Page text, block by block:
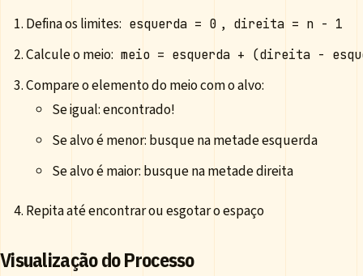
Defina os limites: esquerda = 0 , direita = n - 1
Calcule o meio: meio = esquerda + (direita -
Compare o elemento do meio com o alvo:
Se igual: encontrado!
Se alvo é menor: busque na metade esquerda
Se alvo é maior: busque na metade direita
Repita até encontrar ou esgotar o espaço
Visualização do Processo